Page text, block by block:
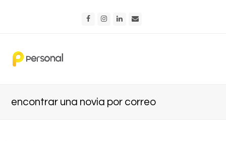
FacebookInstagram
LinkedIn
encontrar una novia por correo